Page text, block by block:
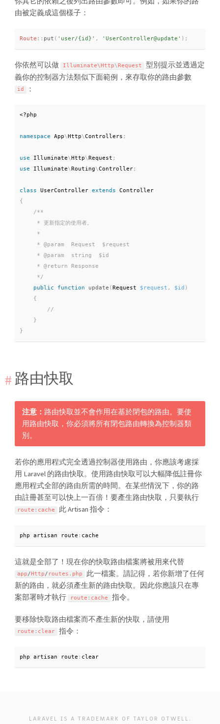
由被定義成這個樣子：
Route :: put ( 'user/{id}' , 'UserController@update' ) ;
你依然可以做 Illuminate\Http\Request
型別提示並透過定
義你的控制器方法類似下面範例，來存取你的路由參數
id ：
<?php
namespace App\ Http\Controllers ;
use Illuminate\ Http\ Request ;
use
Illuminate\ Routing\Controller;
class UserController extends
Controller
{
/**
     * 更新指定的使用者。
     *
     * @param  Request  $request
     * @param  string  $id
     * @return Response
     */
public
function update ( Request $request , $id )
{
}
}
路由快取
注意： 路由快取並不會作用在基於閉包的路由。要使
用路由快取，你必須將所有閉包路由轉換為控制器類
別。
若你的應用程式完全透過控制器使用路由，你應該考慮採
用 Laravel 的路由快取。使用路由快取可以大幅降低註冊你
應用程式全部的路由所需的時間。在某些情況下，你的路
由註冊甚至可以快上一百倍！要產生路由快取，只要執行
route : cache 此 Artisan 指令：
php artisan route : cache
這就是全部了！現在你的快取路由檔案將被用來代替
app/Http/ routes . php
此一檔案。請記得，若你新增了任何
新的路由，就必須產生新的路由快取。因此你應該只在專
案部署時才執行
route : cache 指令。
要移除快取路由檔案而不產生新的快取，請使用
route : clear 指令：
php artisan route : clear
LARAVEL IS A TRADEMARK OF TAYLOR OTWELL.